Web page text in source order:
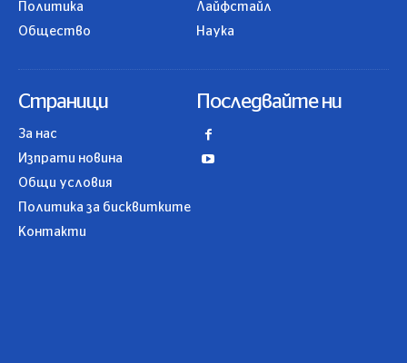
Политика
Общество
Лайфстайл
Наука
Страници
За нас
Изпрати новина
Общи условия
Политика за бисквитките
Контакти
Последвайте ни